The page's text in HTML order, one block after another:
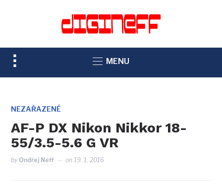
TOGGLE
SIDEBAR
NAVIGATION
MENU
NEZAŘAZENÉ
AF-P DX Nikon Nikkor 18-
55/3.5-5.6 G VR
by Ondřej Neff on19. 1. 2016